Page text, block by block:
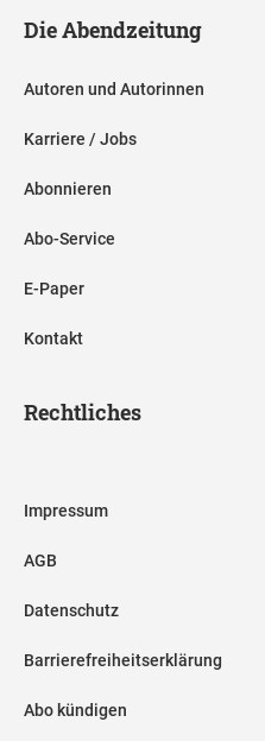
Die Abendzeitung
Autoren und Autorinnen
Karriere / Jobs
Abonnieren
Abo-Service
E-Paper
Kontakt
Rechtliches
Impressum
AGB
Datenschutz
Barrierefreiheitserklärung
Abo kündigen